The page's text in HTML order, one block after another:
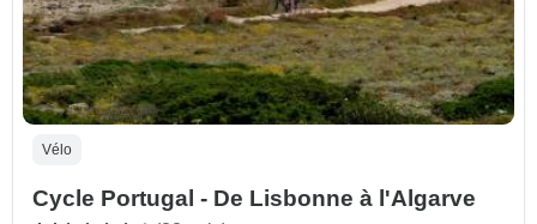
Vélo
Cycle Portugal - De Lisbonne à l'Algarve